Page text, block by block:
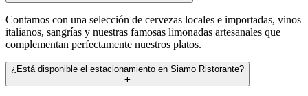
Contamos con una selección de cervezas locales e importadas, vinos
italianos, sangrías y nuestras famosas limonadas artesanales que
complementan perfectamente nuestros platos.
¿Está disponible el estacionamiento en Siamo Ristorante?